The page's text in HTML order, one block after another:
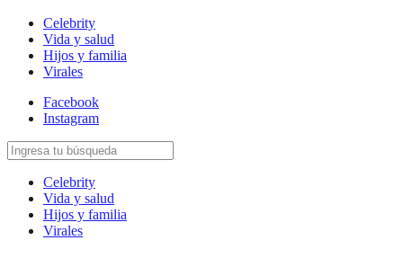
Celebrity
Vida y salud
Hijos y familia
Virales
Facebook
Instagram
Celebrity
Vida y salud
Hijos y familia
Virales